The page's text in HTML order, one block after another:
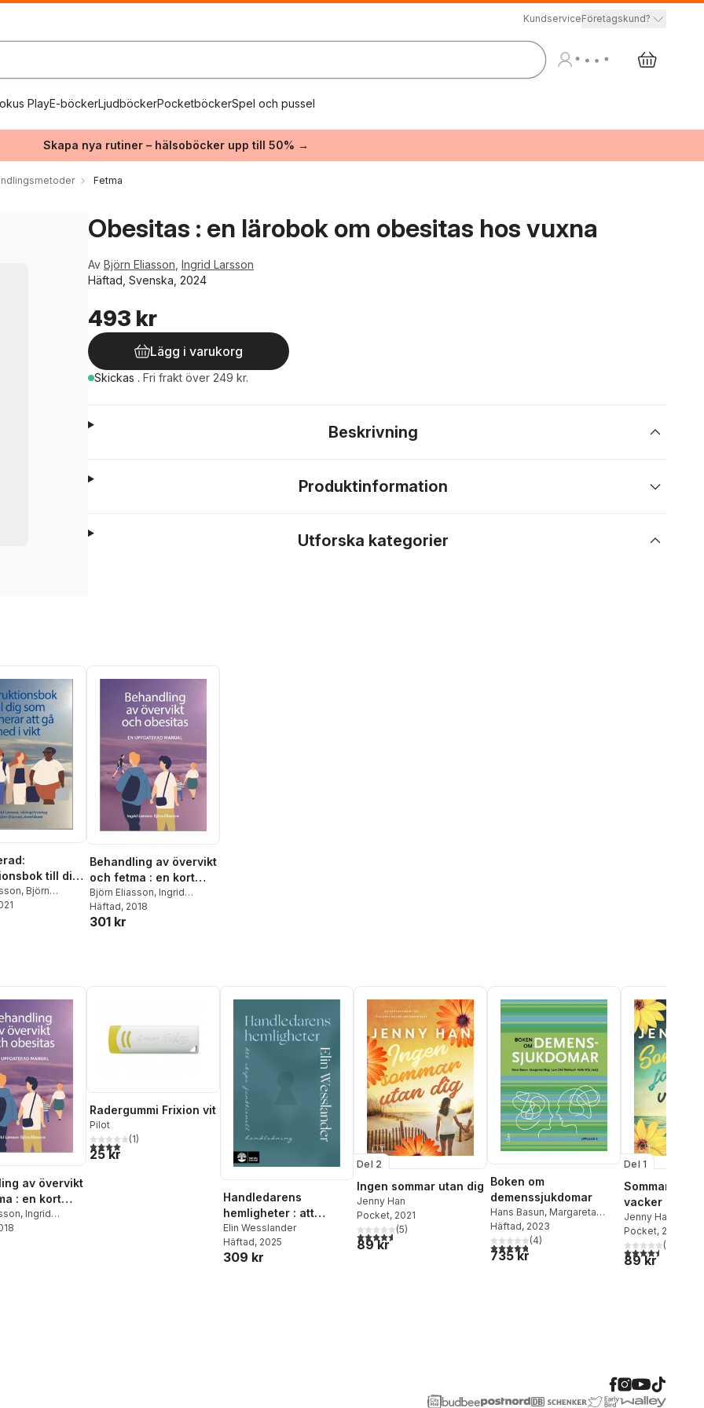
KundserviceFöretagskund?
PlayE-böckerLjudböckerPocketböckerSpel och pussel
Skapa nya rutiner – hälsoböcker upp till 50% →
Fetma
Obesitas : en lärobok om obesitas hos vuxna
Av Björn Eliasson Ingrid Larsson
Häftad, Svenska, 2024
493 kr
Lägg i varukorg
Skickas . Fri frakt över 249 kr.
Beskrivning
Produktinformation
Utforska kategorier
till dig
att gå
, Björn
Behandling av övervikt
och fetma : en kort
manual
Björn Eliasson, Ingrid
Larsson
Häftad, 2018
301 kr
av övervikt
: en kort
, Ingrid
Radergummi Frixion vit
Pilot
4,0utav 5 stjärnor. Totalt antal röster:
(1)
25 kr
Handledarens
hemligheter : att
skapa funktionell
handledning
Elin Wesslander
Häftad, 2025
309 kr
Del 2
Ingen sommar utan dig
Jenny Han
Pocket, 2021
4,6utav 5 stjärnor. Totalt antal röster:
(5)
89 kr
Boken om
demenssjukdomar
Hans Basun, Margareta
Skog,Lars-Olof Wahlund
Helle Wijk
Häftad, 2023
4,8utav 5 stjärnor. Totalt antal röster:
(4)
735 kr
Del 1
Sommaren
vacker
Jenny Han
Pocket, 2021
4,5utav 5(
89 kr